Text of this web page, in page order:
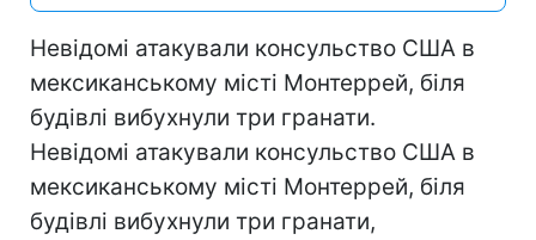
Невідомі атакували консульство США в
мексиканському місті Монтеррей, біля
будівлі вибухнули три гранати.
Невідомі атакували консульство США в
мексиканському місті Монтеррей, біля
будівлі вибухнули три гранати,